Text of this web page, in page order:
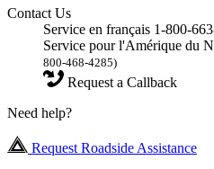
Contact Us
Service en français 1-800-
Service pour l'Amérique du
800-468-4285)
Request a Callback
Need help?
Request Roadside Assistance